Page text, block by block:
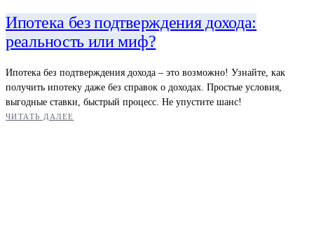
Ипотека без подтверждения дохода:
реальность или миф?
Ипотека без подтверждения дохода – это возможно! Узнайте, как
получить ипотеку даже без справок о доходах. Простые условия,
выгодные ставки, быстрый процесс. Не упустите шанс!
ЧИТАТЬ ДАЛЕЕ